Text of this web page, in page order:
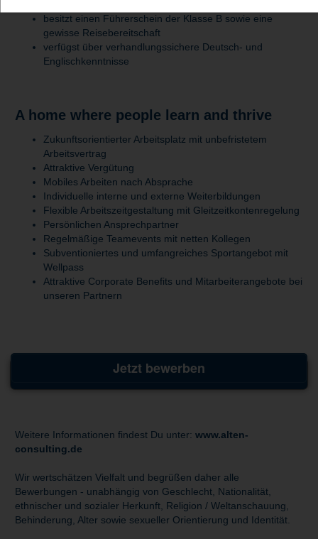
besitzt einen Führerschein der Klasse B sowie eine
gewisse Reisebereitschaft
verfügst über verhandlungssichere Deutsch- und
Englischkenntnisse
A home where people learn and thrive
Zukunftsorientierter Arbeitsplatz mit unbefristetem
Arbeitsvertrag
Attraktive Vergütung
Mobiles Arbeiten nach Absprache
Individuelle interne und externe Weiterbildungen
Flexible Arbeitszeitgestaltung mit Gleitzeitkontenregelung
Persönlichen Ansprechpartner
Regelmäßige Teamevents mit netten Kollegen
Subventioniertes und umfangreiches Sportangebot mit
Wellpass
Attraktive Corporate Benefits und Mitarbeiterangebote bei
unseren Partnern
Jetzt bewerben
Weitere Informationen findest Du unter: www.alten-
consulting.de
Wir wertschätzen Vielfalt und begrüßen daher alle
Bewerbungen - unabhängig von Geschlecht, Nationalität,
ethnischer und sozialer Herkunft, Religion / Weltanschauung,
Behinderung, Alter sowie sexueller Orientierung und Identität.